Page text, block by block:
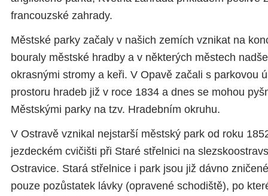
francouzské zahrady.
Městské parky začaly v našich zemích vznikat na
bouraly městské hradby a v některých městech
okrasnými stromy a keři. V Opavě začali s parkovou
prostoru hradeb již v roce 1834 a dnes se mohou
Městskými parky na tzv. Hradebním okruhu.
V Ostravě vznikal nejstarší městský park od roku
jezdeckém cvičišti při Staré střelnici na
Ostravice. Stará střelnice i park jsou již dávno
pouze pozůstatek lávky (opravené schodiště), po